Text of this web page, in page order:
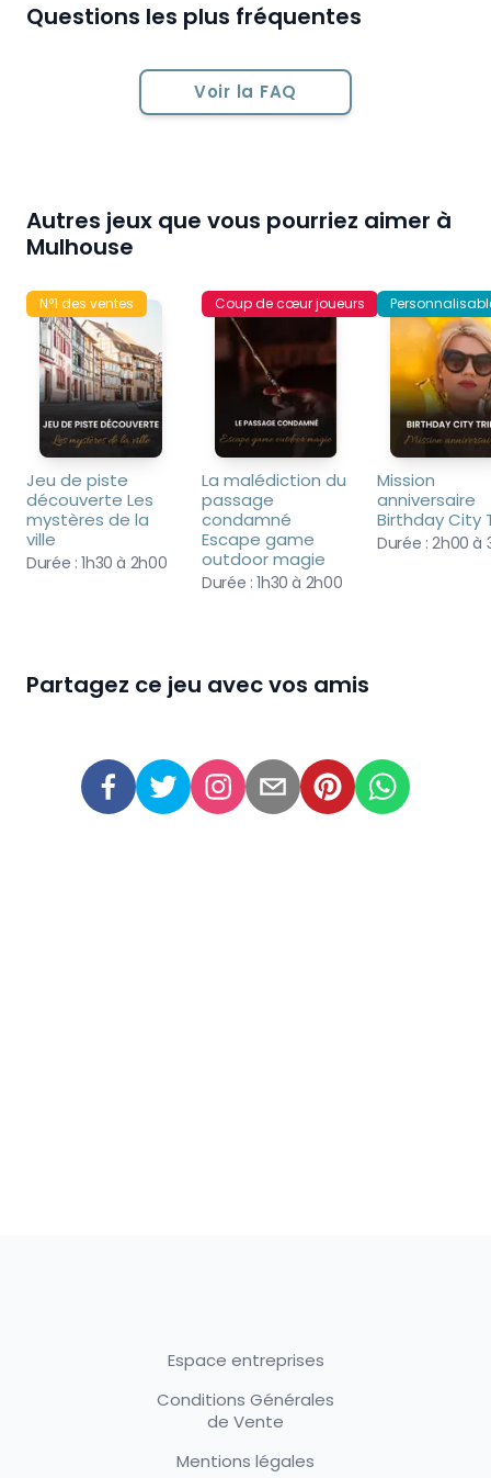
Questions les plus fréquentes
Voir la FAQ
Autres jeux que vous pourriez aimer à
Mulhouse
N°1 des ventes
Jeu de piste
découverte Les
mystères de la
ville
Durée :1h30 à 2h00
Coup de cœur joueurs
La malédiction du
passage
condamné
Escape game
outdoor magie
Durée :1h30 à 2h00
Mission
anniversaire
Birthday City
Durée :2h00 à
Partagez ce jeu avec vos amis
Espace entreprises
Conditions Générales
de Vente
Mentions légales